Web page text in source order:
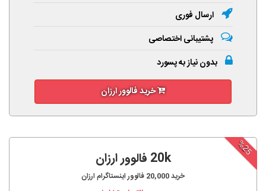
ارسال فوری
پشتیبانی اختصاصی
بدون نیاز به پسورد
خرید فالوور ارزان
%25
20k فالوور ارزان
خرید20,000 فالوور اینستاگرام ارزان